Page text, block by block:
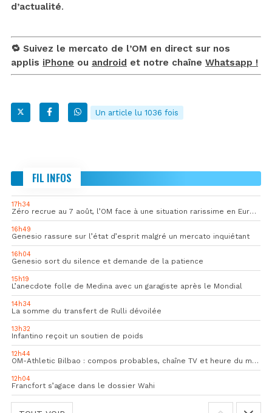
d’actualité.
🔁 Suivez le mercato de l’OM en direct sur nos
applis iPhone ou android et notre chaîne Whatsapp !
Un article lu 1036 fois
FIL INFOS
17h34
Zéro recrue au 7 août, l’OM face à une situation rarissime en Europe
16h49
Genesio rassure sur l’état d’esprit malgré un mercato inquiétant
16h04
Genesio sort du silence et demande de la patience
15h19
L’anecdote folle de Medina avec un garagiste après le Mondial
14h34
La somme du transfert de Rulli dévoilée
13h32
Infantino reçoit un soutien de poids
12h44
OM-Athletic Bilbao : compos probables, chaîne TV et heure du match
12h04
Francfort s’agace dans le dossier Wahi